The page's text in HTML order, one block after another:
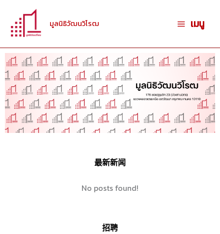
มูลนิธิวัฒนวิโรฒ เมนู
最新新闻
No posts found!
招聘